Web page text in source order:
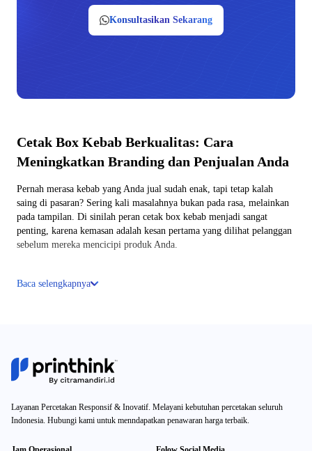
Konsultasikan Sekarang
Cetak Box Kebab Berkualitas: Cara
Meningkatkan Branding dan Penjualan Anda
Pernah merasa kebab yang Anda jual sudah enak, tapi tetap kalah
saing di pasaran? Sering kali masalahnya bukan pada rasa, melainkan
pada tampilan. Di sinilah peran cetak box kebab menjadi sangat
penting, karena kemasan adalah kesan pertama yang dilihat pelanggan
sebelum mereka mencicipi produk Anda.
Yang satu dibungkus asal-asalan, sementara yang lain menggunakan
Kemasan bukan hanya pelindung makanan, tapi juga alat komunikasi.
Melalui cetak box kebab, Anda bisa menyampaikan identitas brand,
mulai dari logo, warna, hingga pesan yang ingin diingat pelanggan.
berjalan yang efektif tanpa biaya tambahan.
Baca selengkapnya
Layanan Percetakan Responsif & Inovatif. Melayani kebutuhan percetakan seluruh
Indonesia. Hubungi kami untuk menndapatkan penawaran harga terbaik.